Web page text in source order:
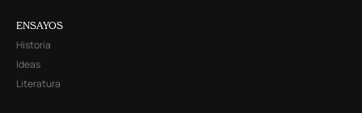
ENSAYOS
Historia
Ideas
Literatura